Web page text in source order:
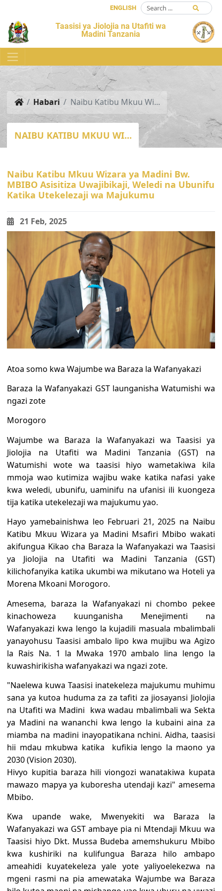
ENGLISH
Taasisi ya Jiolojia na Utafiti wa
Madini Tanzania
Habari Naibu Katibu Mkuu Wi...
NAIBU KATIBU MKUU WI...
Naibu Katibu Mkuu Wizara ya Madini Bw.
MBIBO Asisitiza Uwajibikaji, Weledi na Ubunifu
Katika Utekelezaji wa Majukumu
21 Feb, 2025
Atoa somo kwa Wajumbe wa Baraza la Wafanyakazi
Baraza la Wafanyakazi GST launganisha Watumishi wa
ngazi zote
Morogoro
Wajumbe wa Baraza la Wafanyakazi wa Taasisi ya
Jiolojia na Utafiti wa Madini Tanzania (GST) na
Watumishi wote wa taasisi hiyo wametakiwa kila
mmoja wao kutimiza wajibu wake katika nafasi yake
kwa weledi, ubunifu, uaminifu na ufanisi ili kuongeza
tija katika utekelezaji wa majukumu yao.
Hayo yamebainishwa leo Februari 21, 2025 na Naibu
Katibu Mkuu Wizara ya Madini Msafiri Mbibo wakati
akifungua Kikao cha Baraza la Wafanyakazi wa Taasisi
ya Jiolojia na Utafiti wa Madini Tanzania (GST)
kilichofanyika katika ukumbi wa mikutano wa Hoteli ya
Morena Mkoani Morogoro.
Amesema, baraza la Wafanyakazi ni chombo pekee
kinachoweza kuunganisha Menejimenti na
Wafanyakazi kwa lengo la kujadili masuala mbalimbali
yanayohusu Taasisi ambalo lipo kwa mujibu wa Agizo
la Rais Na. 1 la Mwaka 1970 ambalo lina lengo la
kuwashirikisha wafanyakazi wa ngazi zote.
"Naelewa kuwa Taasisi inatekeleza majukumu muhimu
sana ya kutoa huduma za za tafiti za jiosayansi Jiolojia
na Utafiti wa Madini kwa wadau mbalimbali wa Sekta
ya Madini na wananchi kwa lengo la kubaini aina za
miamba na madini inayopatikana nchini. Aidha, taasisi
hii mdau mkubwa katika kufikia lengo la maono ya
2030 (Vision 2030).
Hivyo kupitia baraza hili viongozi wanatakiwa kupata
mawazo mapya ya kuboresha utendaji kazi" amesema
Mbibo.
Kwa upande wake, Mwenyekiti wa Baraza la
Wafanyakazi wa GST ambaye pia ni Mtendaji Mkuu wa
Taasisi hiyo Dkt. Mussa Budeba amemshukuru Mbibo
kwa kushiriki na kulifungua Baraza hilo ambapo
ameahidi kuyatekeleza yale yote yaliyoelekezwa na
mgeni rasmi na pia amewataka Wajumbe wa Baraza